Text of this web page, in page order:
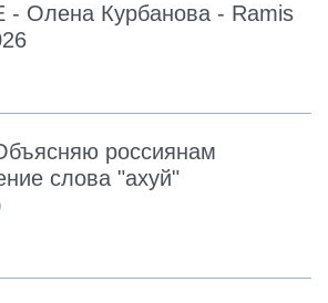
- Олена Курбанова - Ramis
россиянам
слова "ахуй"